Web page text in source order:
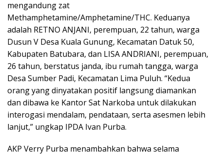
mengandung zat
Methamphetamine/Amphetamine/THC. Keduanya
adalah RETNO ANJANI, perempuan, 22 tahun, warga
Dusun V Desa Kuala Gunung, Kecamatan Datuk 50,
Kabupaten Batubara, dan LISA ANDRIANI, perempuan,
26 tahun, berstatus janda, ibu rumah tangga, warga
Desa Sumber Padi, Kecamatan Lima Puluh. “Kedua
orang yang dinyatakan positif langsung diamankan
dan dibawa ke Kantor Sat Narkoba untuk dilakukan
interogasi mendalam, pendataan, serta asesmen lebih
lanjut,” ungkap IPDA Ivan Purba.
AKP Verry Purba menambahkan bahwa selama